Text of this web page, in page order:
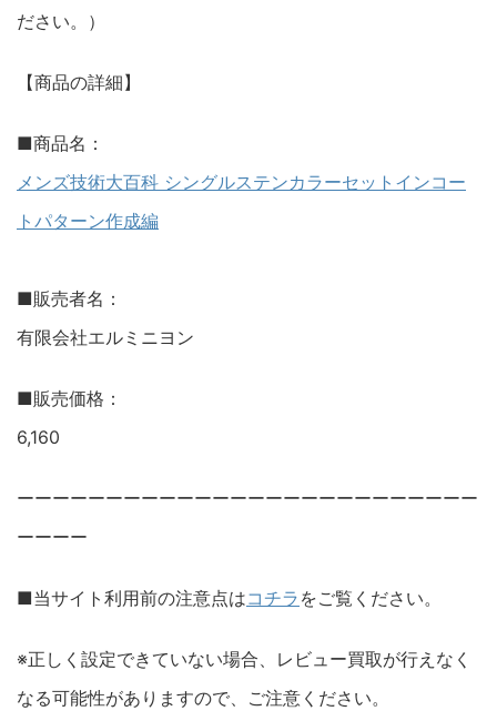
ださい。）
【商品の詳細】
■商品名：
メンズ技術大百科 シングルステンカラーセットインコー
トパターン作成編
■販売者名：
有限会社エルミニヨン
■販売価格：
6,160
ーーーーーーーーーーーーーーーーーーーーーーーーーー
ーーーー
■当サイト利用前の注意点はコチラ をご覧ください。
※正しく設定できていない場合、レビュー買取が行えなく
なる可能性がありますので、ご注意ください。